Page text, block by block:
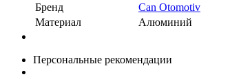
Бренд
Can Otomotiv
Материал
Алюминий
Персональные рекомендации